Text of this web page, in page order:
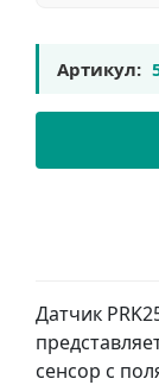
Артикул:
Датчик
сенсор с